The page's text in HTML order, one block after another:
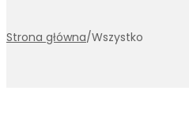
Strona główna/Wszystko